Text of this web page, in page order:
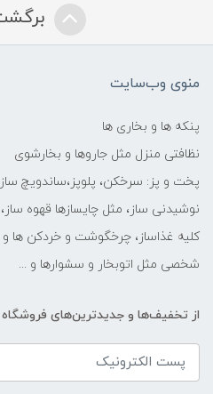
منوی وب‌سایت
پنکه ها و بخاری ها
نظافتی منزل مثل جاروها و بخارشوی
پخت و پز: سرخکن، پلوپز،ساندویچ
نوشیدنی ساز، مثل چایسازها قهوه ساز،
کلیه غذاساز، چرخگوشت و خردکن ها
شخصی مثل اتوبخار و سشوارها و ...
از تخفیف‌ها و جدیدترین‌های فروشگاه